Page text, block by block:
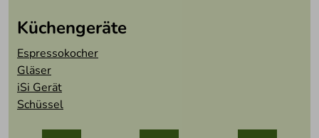
Küchengeräte
Espressokocher
Gläser
iSi Gerät
Schüssel